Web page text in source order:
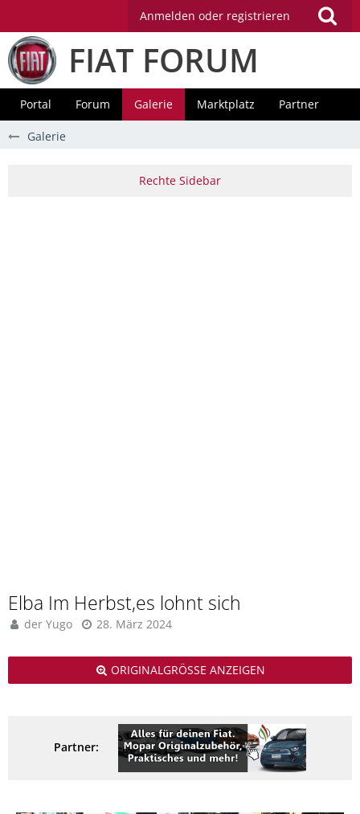
Anmelden oder registrieren
FIAT FORUM
Portal Forum Galerie Marktplatz Partner
Galerie
Elba Im Herbst,es lohnt sich
der Yugo 28. März 2024
ORIGINALGRÖSSE ANZEIGEN
Partner: